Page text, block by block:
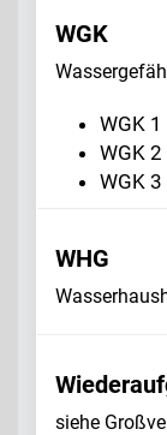
WGK
WGK
WGK
WGK
WHG
siehe